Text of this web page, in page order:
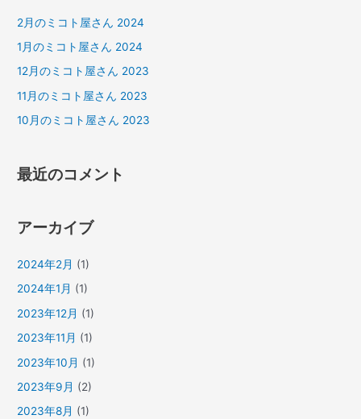
2月のミコト屋さん 2024
1月のミコト屋さん 2024
12月のミコト屋さん 2023
11月のミコト屋さん 2023
10月のミコト屋さん 2023
最近のコメント
アーカイブ
2024年2月 (1)
2024年1月 (1)
2023年12月 (1)
2023年11月 (1)
2023年10月 (1)
2023年9月 (2)
2023年8月 (1)